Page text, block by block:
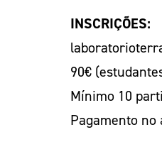
INSCRIÇÕES:
90€
Mínimo 10
Pagamento no